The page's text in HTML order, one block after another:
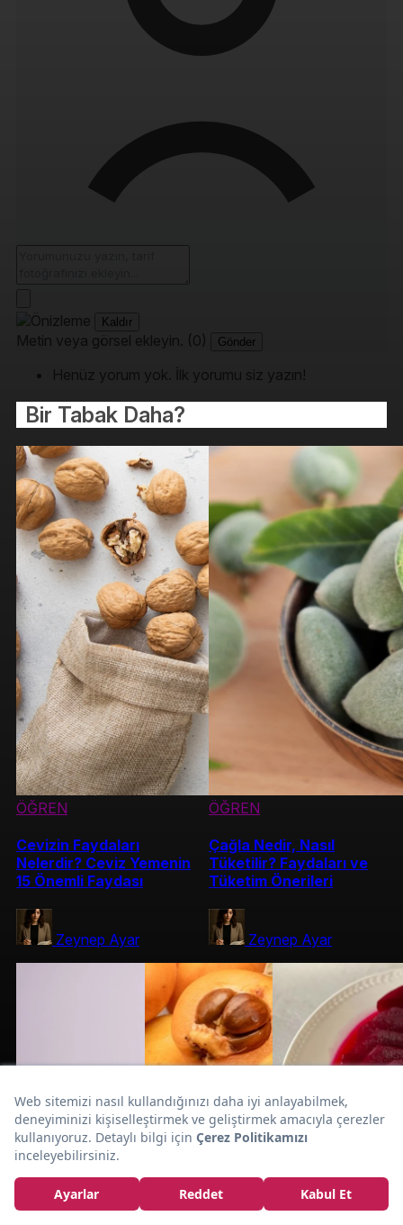
Şifa Kaynağı Çam
Kozalağının
Mucizevi Faydaları
Kaldır
Metin veya görsel ekleyin. (0) Gönder
Henüz yorum yok. İlk yorumu siz yazın!
Bir Tabak Daha?
ÖĞREN
Cevizin Faydaları
Nelerdir? Ceviz Yemenin
15 Önemli Faydası
Zeynep Ayar
ÖĞREN
Çağla Nedir, Nasıl
Tüketilir? Faydaları ve
Tüketim Önerileri
Zeynep Ayar